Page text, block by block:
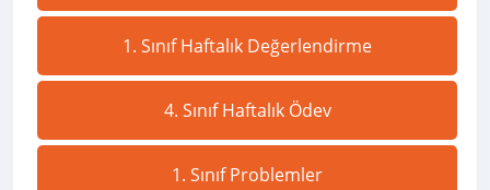
1. Sınıf Haftalık Değerlendirme
4. Sınıf Haftalık Ödev
1. Sınıf Problemler